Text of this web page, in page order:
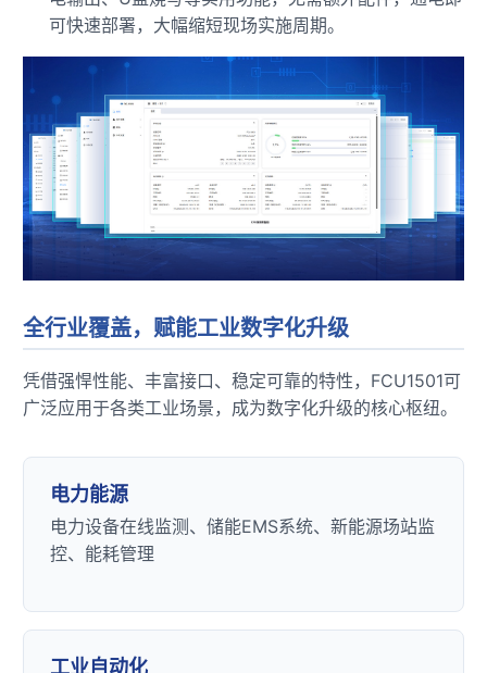
可快速部署，大幅缩短现场实施周期。
全行业覆盖，赋能工业数字化升级
凭借强悍性能、丰富接口、稳定可靠的特性，FCU1501可
广泛应用于各类工业场景，成为数字化升级的核心枢纽。
电力能源
电力设备在线监测、储能EMS系统、新能源场站监
控、能耗管理
工业自动化